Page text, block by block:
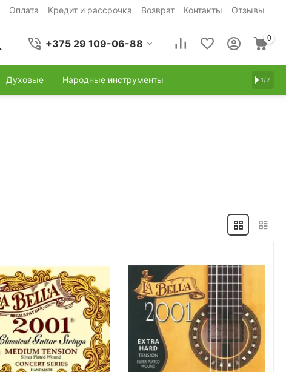
Оплата Кредит и рассрочка Возврат Контакты Отзывы
+375 29 109-06-88 0
Духовые Народные инструменты 1/2